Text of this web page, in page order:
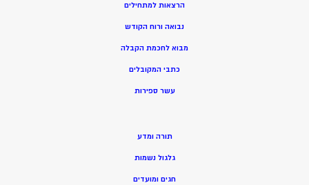
הרצאות למתחילים
נבואה ורוח הקודש
מבוא לחכמת הקבלה
כתבי המקובלים
עשר ספירות
תורה ומדע
גלגול נשמות
חגים ומועדים